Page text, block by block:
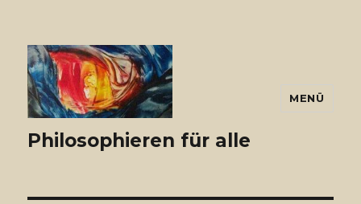
Philosophieren für alle
MENÜ